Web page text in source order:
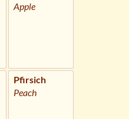
Apple
Pfirsich
Peach